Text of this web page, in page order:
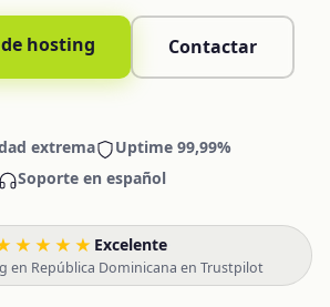
hosting Contactar
extrema
Uptime 99,99%
Soporte en español
Excelente·
en República Dominicana en Trustpilot